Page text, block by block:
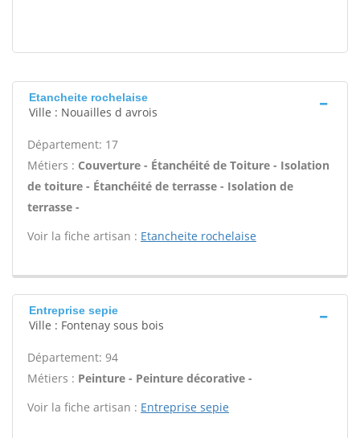
Etancheite rochelaise
Ville : Nouailles d avrois
Département: 17
Métiers : Couverture - Étanchéité de Toiture - Isolation
de toiture - Étanchéité de terrasse - Isolation de
terrasse -
Voir la fiche artisan : Etancheite rochelaise
Entreprise sepie
Ville : Fontenay sous bois
Département: 94
Métiers : Peinture - Peinture décorative -
Voir la fiche artisan : Entreprise sepie